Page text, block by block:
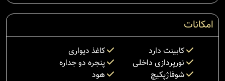
امکانات
کابینت دارد
کاغذ دیواری
نورپردازی داخلی
پنجره دو جداره
شوفاژپکیچ
هود